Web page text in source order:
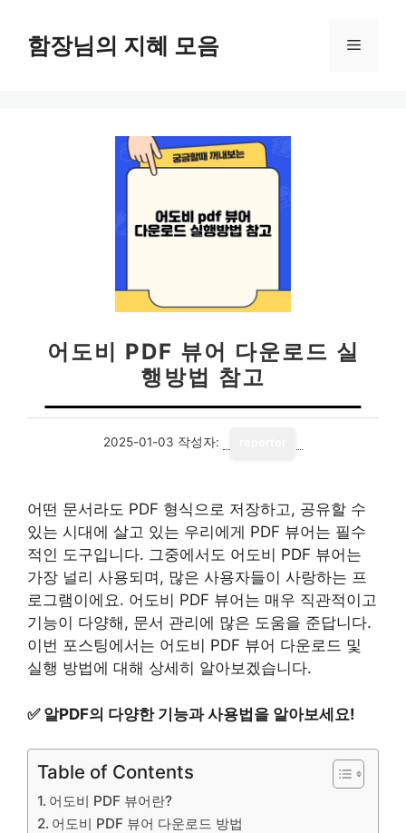
함장님의 지혜 모음 메
어도비 PDF 뷰어 다운로드 실
행방법 참고
2025-01-03 작성자:
어떤 문서라도 PDF 형식으로 저장하고, 공유할 수
있는 시대에 살고 있는 우리에게 PDF 뷰어는 필수
적인 도구입니다. 그중에서도 어도비 PDF 뷰어는
가장 널리 사용되며, 많은 사용자들이 사랑하는 프
로그램이에요. 어도비 PDF 뷰어는 매우 직관적이고
기능이 다양해, 문서 관리에 많은 도움을 준답니다.
이번 포스팅에서는 어도비 PDF 뷰어 다운로드 및
실행 방법에 대해 상세히 알아보겠습니다.
✅ 알PDF의 다양한 기능과 사용법을 알아보세요!
Table of Contents
어도비 PDF 뷰어란?
어도비 PDF 뷰어 다운로드 방법